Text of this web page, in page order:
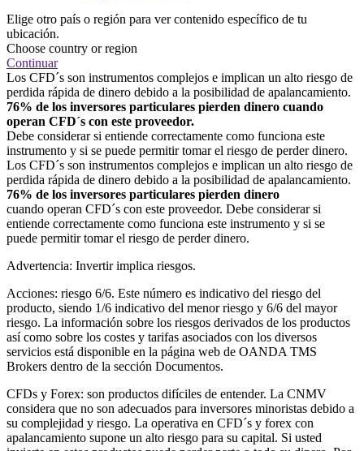
Elige otro país o región para ver contenido específico de tu
ubicación.
Choose country or region
Continuar
Los CFD´s son instrumentos complejos e implican un alto riesgo de
perdida rápida de dinero debido a la posibilidad de apalancamiento.
76% de los inversores particulares pierden dinero cuando
operan CFD´s con este proveedor.
Debe considerar si entiende correctamente como funciona este
instrumento y si se puede permitir tomar el riesgo de perder dinero.
Los CFD´s son instrumentos complejos e implican un alto riesgo de
perdida rápida de dinero debido a la posibilidad de apalancamiento.
76% de los inversores particulares pierden dinero
cuando operan CFD´s con este proveedor. Debe considerar si
entiende correctamente como funciona este instrumento y si se
puede permitir tomar el riesgo de perder dinero.
Advertencia: Invertir implica riesgos.
Acciones: riesgo 6/6. Este número es indicativo del riesgo del
producto, siendo 1/6 indicativo del menor riesgo y 6/6 del mayor
riesgo. La información sobre los riesgos derivados de los productos
así como sobre los costes y tarifas asociados con los diversos
servicios está disponible en la página web de OANDA TMS
Brokers dentro de la sección Documentos.
CFDs y Forex: son productos difíciles de entender. La CNMV
considera que no son adecuados para inversores minoristas debido a
su complejidad y riesgo. La operativa en CFD´s y forex con
apalancamiento supone un alto riesgo para su capital. Si usted